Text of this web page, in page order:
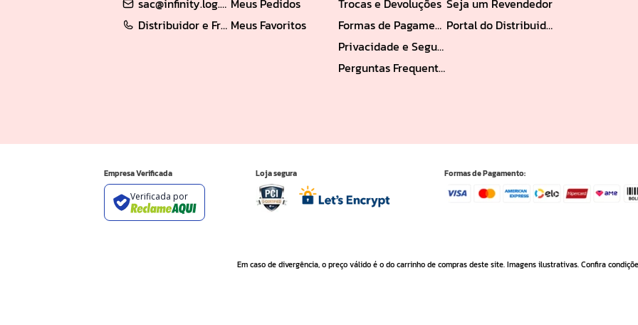
sac@infinity.log.br
Distribuidor e Franqueado: (62) 98189-0213
Meus Pedidos
Meus Favoritos
Trocas e Devoluções
Formas de Pagamento
Privacidade e Segurança
Perguntas Frequentes
Seja um Revendedor
Portal do Distribuidor
Empresa Verificada
Verificada por
Loja segura Formas de Pagamento:
Em caso de divergência, o preço válido é o do carrinho de compras deste site. Imagens ilustrativas. Confira